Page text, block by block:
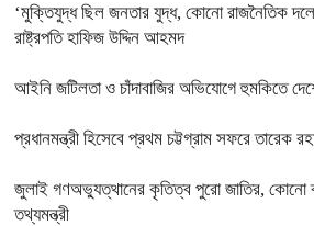
‘মুক্তিযুদ্ধ ছিল জনতার যুদ্ধ, কোনো রাজনৈতিক
রাষ্ট্রপতি হাফিজ উদ্দিন আহমদ
আইনি জটিলতা ও চাঁদাবাজির অভিযোগে হুমকিতে
প্রধানমন্ত্রী হিসেবে প্রথম চট্টগ্রাম সফরে তারেক
জুলাই গণঅভ্যুত্থানের কৃতিত্ব পুরো জাতির, কোনো
তথ্যমন্ত্রী